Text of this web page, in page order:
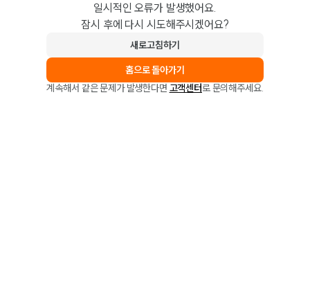
일시적인 오류가 발생했어요.
잠시 후에 다시 시도해주시겠어요?
새로고침하기
홈으로 돌아가기
계속해서 같은 문제가 발생한다면 고객센터로 문의해주세요.